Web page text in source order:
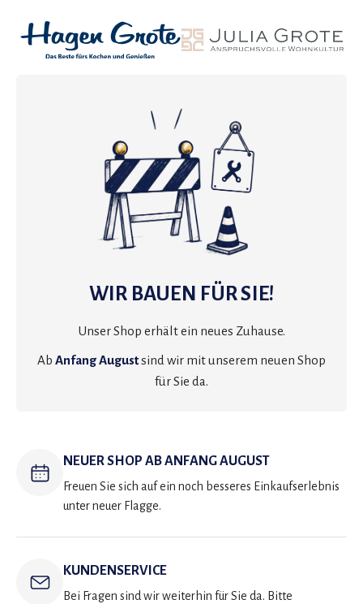
WIR BAUEN FÜR SIE!
Unser Shop erhält ein neues Zuhause.
Ab Anfang Augustsind wir mit unserem neuen Shop
für Sie da.
NEUER SHOP AB ANFANG AUGUST
Freuen Sie sich auf ein noch besseres Einkaufserlebnis
unter neuer Flagge.
KUNDENSERVICE
Bei Fragen sind wir weiterhin für Sie da. Bitte